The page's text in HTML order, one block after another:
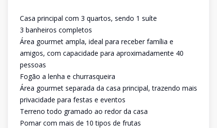
Casa principal com 3 quartos, sendo 1 suíte
3 banheiros completos
Área gourmet ampla, ideal para receber família e
amigos, com capacidade para aproximadamente 40
pessoas
Fogão a lenha e churrasqueira
Área gourmet separada da casa principal, trazendo mais
privacidade para festas e eventos
Terreno todo gramado ao redor da casa
Pomar com mais de 10 tipos de frutas